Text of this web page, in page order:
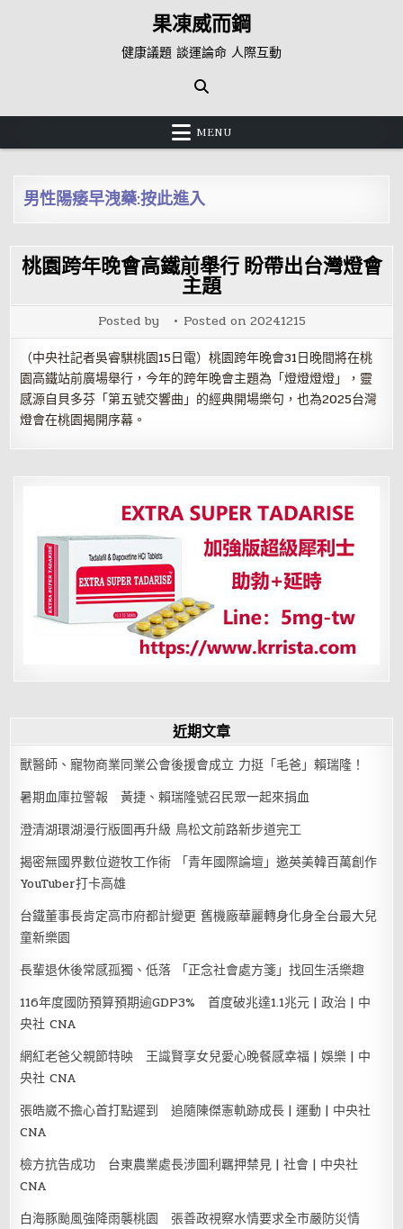
果凍威而鋼
健康議題 談運論命 人際互動
MENU
男性陽痿早洩藥:按此進入
桃園跨年晚會高鐵前舉行 盼帶出台灣燈會
主題
Posted by Posted on 20241215
（中央社記者吳睿騏桃園15日電）桃園跨年晚會31日晚間將在桃
園高鐵站前廣場舉行，今年的跨年晚會主題為「燈燈燈燈」，靈
感源自貝多芬「第五號交響曲」的經典開場樂句，也為2025台灣
燈會在桃園揭開序幕。
近期文章
獸醫師、寵物商業同業公會後援會成立 力挺「毛爸」賴瑞隆！
暑期血庫拉警報 黃捷、賴瑞隆號召民眾一起來捐血
澄清湖環湖漫行版圖再升級 鳥松文前路新步道完工
揭密無國界數位遊牧工作術 「青年國際論壇」邀英美韓百萬創作
YouTuber打卡高雄
台鐵董事長肯定高市府都計變更 舊機廠華麗轉身化身全台最大兒
童新樂園
長輩退休後常感孤獨、低落 「正念社會處方箋」找回生活樂趣
116年度國防預算預期逾GDP3% 首度破兆達1.1兆元 | 政治 | 中
央社 CNA
網紅老爸父親節特映 王識賢享女兒愛心晚餐感幸福 | 娛樂 | 中
央社 CNA
張皓崴不擔心首打點遲到 追隨陳傑憲軌跡成長 | 運動 | 中央社
CNA
檢方抗告成功 台東農業處長涉圖利羈押禁見 | 社會 | 中央社
CNA
白海豚颱風強降雨襲桃園 張善政視察水情要求全市嚴防災情